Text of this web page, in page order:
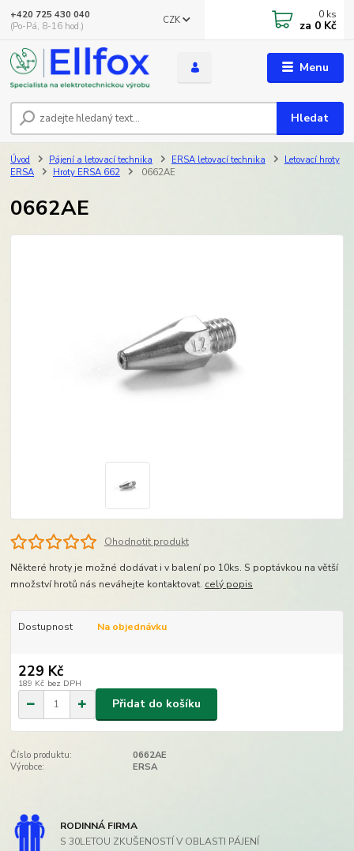
Menu
CZK
Hledat
+420 725 430 040
(Po-Pá, 8-16 hod.)
0 ks
za 0 Kč
Úvod Pájení a letovací technika ERSA letovací technika
Letovací hroty
ERSA
Hroty ERSA 662 0662AE
0662AE
Ohodnotit produkt
Některé hroty je možné dodávat i v balení po 10ks. S poptávkou na větší
množství hrotů nás neváhejte kontaktovat. celý popis
Dostupnost Na objednávku
229 Kč
189 Kč bez DPH
Přidat do košíku
Číslo produktu:
0662AE
Výrobce:
ERSA
RODINNÁ FIRMA
S 30LETOU ZKUŠENOSTÍ V OBLASTI PÁJENÍ